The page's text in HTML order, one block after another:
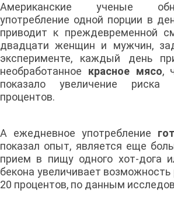
Американские ученые
употребление одной порции в
приводит к преждевременной
двадцати женщин и мужчин,
эксперименте, каждый день
необработанное красное мясо,
показало увеличение
процентов.
А ежедневное употребление
показал опыт, является еще
прием в пищу одного хот-дога
бекона увеличивает
20 процентов, по данным